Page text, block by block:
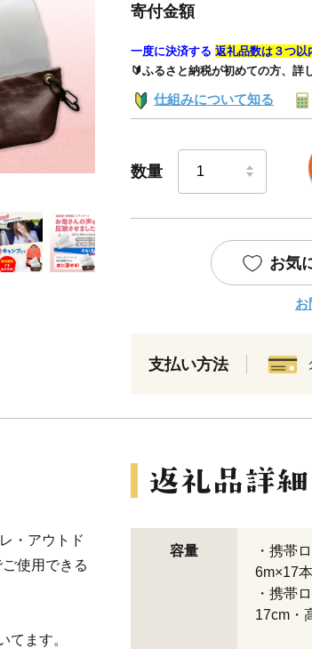
寄付金額
一度に決済する 返礼品数は３つ以
🔰ふるさと納税が初めての方、詳
仕組みについて知る
数量
お気
お
支払い方法
・アウトド
使用できる
てます。
容量
・携帯
6m×17本
・携帯
17cm・